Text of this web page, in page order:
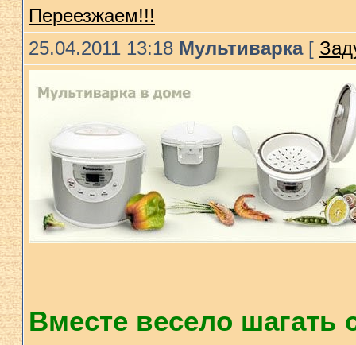
Переезжаем!!!
25.04.2011 13:18 Мультиварка[
Вместе весело шагать